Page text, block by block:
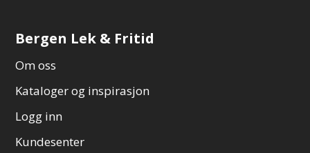
Bergen Lek & Fritid
Om oss
Kataloger og inspirasjon
Logg inn
Kundesenter